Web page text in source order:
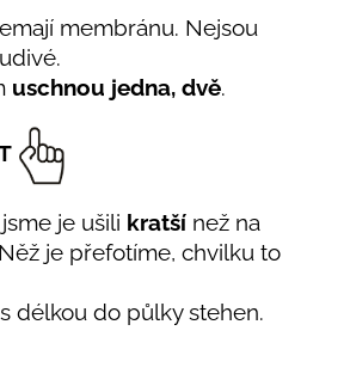
membránu. Nejsou
uschnou jedna, dvě.
je ušili kratší než na
je přefotíme, chvilku to
délkou do půlky stehen.